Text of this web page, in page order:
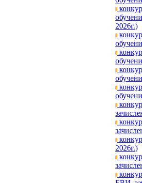
2026г.)
2026г.)